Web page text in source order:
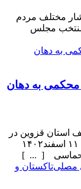
مختلف مردم
منتخب مجلس
به دهان
استان قزوین در
پاسداشت حضور آگاهانه ملت در انتخابات ۱۱ اسفند۱۴۰۲
حماسی [ ... ]